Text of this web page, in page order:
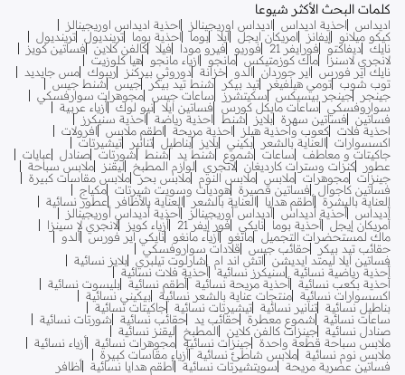
كلمات البحث الأكثر شيوعا
اديداس احذية اديداس اديداس اوريجينالز
احذية اديداس اوريجينالز
كيكو ميلانو
إيفانز امريكان ايجل ايلا بوما احذية بوما ترينديول ترينديول
نايك ديفاكتو فورايفر 21 فوريو فيرو مودا فيلا كالفن كلاين فساتين كويز
لانجري لاسنزا
ماك كوزمتيكس مانجو ازياء مانجو
هيا كلوزيت
نايك اير فورس
اير جوردان الدو خزانة دوروثي بيركنز ريبوك مس جايديد
توب شوب تومي هيلفيغر تيد بيكر شنط تيد بيكر جيس
شنط جيس
جينجر
جينجر بيسيكس سكيتشرز ساعات جيس مجوهرات سوارفسكي
سواروفسكي
ساعات مايكل كورس فساتين ايلا نيو لوك أزياء عربية
فساتين
فساتين سهرة بلايز شنط احذية رياضة
احذية سنيكرز
احذية فلات كعوب واحذية هيلز احذية مريحة اطقم ملابس
افرولات
اكسسوارات
العناية بالشعر بكيني بلايز بناطيل تنانير
تيشيرتات
جاكيتات و معاطف
ساعات شموع شنط يد شنط شورتات صنادل
عبايات
عطور
كنزات وسترات كارديغان لانجري لوازم المطبخ ليقنز
ملابس سباحة
جينزات مجوهرات ملابس ملابس النوم ملابس بحر ملابس مقاسات كبيرة
فساتين كاجوال
فساتين قصيرة هوديات وسويت شيرتات مكياج
العناية بالبشرة أطقم هدايا العناية بالشعر العناية بالأظافر
عطور نسائية
أديداس أحذية أديداس أديداس أوريجينالز
أحذية أديداس أوريجينالز
أمريكان إيجل أحذية بوما نايكي فور إيفر 21 أزياء كويز
لانجري لا سينزا
ماك لمستحضرات التجميل مانغو أزياء مانغو نايكي اير فورس ألدو
حقائب تيد بيكر
حقائب جيس
قلادات سواروفسكي
فساتين ايلا ليمتد ايديشن
اتش اند ام شارلوت تيلبري بلايز نسائية
أحذية رياضية نسائية
سنيكرز نسائية أحذية فلات نسائية
أحذية بكعب نسائية أحذية مريحة نسائية أطقم نسائية بليسوت نسائية
اكسسوارات نسائية منتجات عناية بالشعر نسائية بيكيني نسائية
بناطيل نسائية تنانير نسائية تيشيرتات نسائية جاكيتات نسائية
ساعات نسائية
شموع معطرة حقائب يد حقائب نسائية
شورتات نسائية
صنادل نسائية جينزات كالفن كلاين المطبخ
ليقنز نسائية
ملابس سباحة قطعة واحدة جينزات نسائية مجوهرات نسائية أزياء نسائية
ملابس نوم نسائية ملابس شاطئ نسائية أزياء مقاسات كبيرة
فساتين عصرية مريحة
سويتشيرتات نسائية أطقم هدايا نسائية أظافر